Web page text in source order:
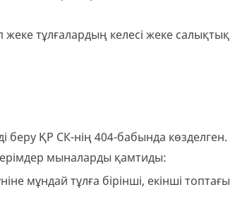
тұлғалардың келесі жеке салықтық
ҚР СК-нің 404-бабында көзделген.
мыналарды қамтиды:
мұндай тұлға бірінші, екінші топтағы